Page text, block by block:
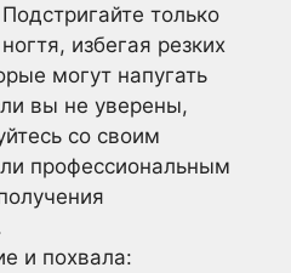
только
избегая резких
могут напугать
вы не уверены,
со своим
профессиональным
и похвала: